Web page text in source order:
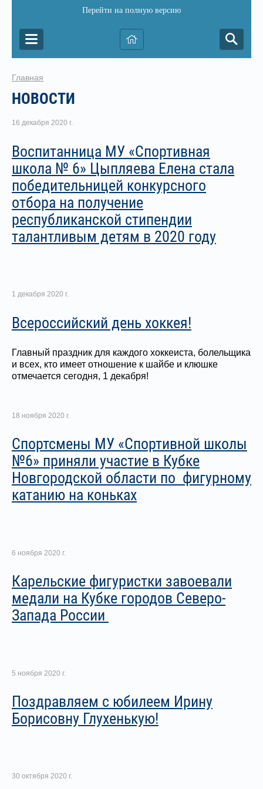
Перейти на полную версию
Главная
НОВОСТИ
16 декабря 2020 г.
Воспитанница МУ «Спортивная
школа № 6» Цыпляева Елена стала
победительницей конкурсного
отбора на получение
республиканской стипендии
талантливым детям в 2020 году
1 декабря 2020 г.
Всероссийский день хоккея!
Главный праздник для каждого хоккеиста, болельщика
и всех, кто имеет отношение к шайбе и клюшке
отмечается сегодня, 1 декабря!
18 ноября 2020 г.
Спортсмены МУ «Спортивной школы
№6» приняли участие в Кубке
Новгородской области по фигурному
катанию на коньках
6 ноября 2020 г.
Карельские фигуристки завоевали
медали на Кубке городов Северо-
Запада России
5 ноября 2020 г.
Поздравляем с юбилеем Ирину
Борисовну Глухенькую!
30 октября 2020 г.